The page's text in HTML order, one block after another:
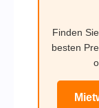
Finden
besten